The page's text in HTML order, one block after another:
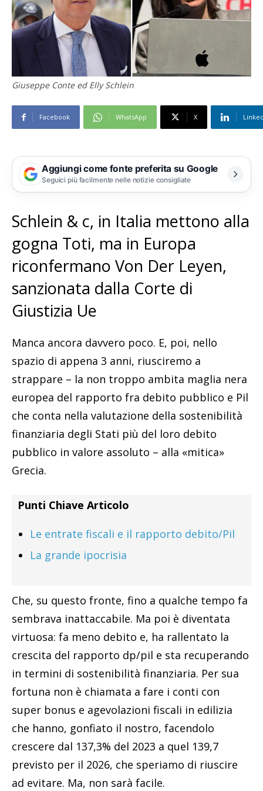
Giuseppe Conte ed Elly Schlein
Facebook WhatsApp X
Aggiungi come fonte preferita su Google
Seguici più facilmente nelle notizie consigliate
Schlein & c, in Italia mettono alla
gogna Toti, ma in Europa
riconfermano Von Der Leyen,
sanzionata dalla Corte di
Giustizia Ue
Manca ancora davvero poco. E, poi, nello
spazio di appena 3 anni, riusciremo a
strappare – la non troppo ambita maglia nera
europea del rapporto fra debito pubblico e Pil
che conta nella valutazione della sostenibilità
finanziaria degli Stati più del loro debito
pubblico in valore assoluto – alla «mitica»
Grecia.
Punti Chiave Articolo
Le entrate fiscali e il rapporto debito/Pil
La grande ipocrisia
Che, su questo fronte, fino a qualche tempo fa
sembrava inattaccabile. Ma poi è diventata
virtuosa: fa meno debito e, ha rallentato la
crescita del rapporto dp/pil e sta recuperando
in termini di sostenibilità finanziaria. Per sua
fortuna non è chiamata a fare i conti con
super bonus e agevolazioni fiscali in edilizia
che hanno, gonfiato il nostro, facendolo
crescere dal 137,3% del 2023 a quel 139,7
previsto per il 2026, che speriamo di riuscire
ad evitare. Ma, non sarà facile.